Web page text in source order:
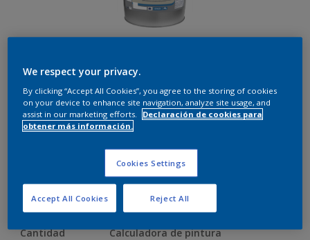
Alphaloxan Farbe
C7.03.33
14 L
Cantidad Calculadora de pintura
We respect your privacy.
By clicking “Accept All Cookies”, you agree to the storing of cookies
on your device to enhance site navigation, analyze site usage, and
assist in our marketing efforts.
Declaración de cookies para
obtener más información.
Cookies Settings
Reject All
Accept All Cookies